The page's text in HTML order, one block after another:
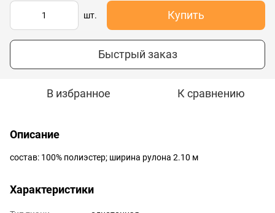
шт. Купить
Быстрый заказ
В избранное К сравнению
Описание
состав: 100% полиэстер; ширина рулона 2.10 м
Характеристики